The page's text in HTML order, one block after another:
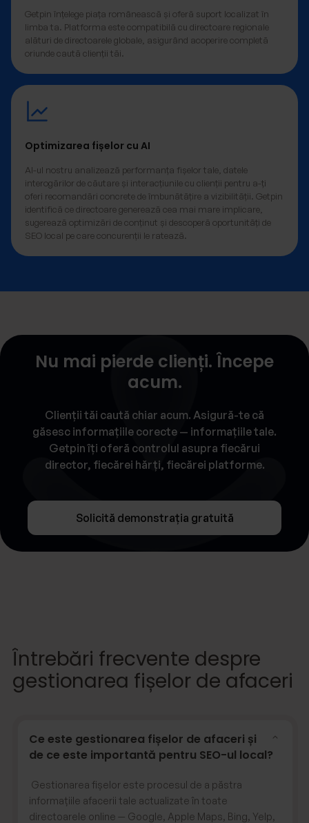
Getpin înțelege piața românească și oferă suport localizat în
limba ta. Platforma este compatibilă cu directoare regionale
alături de directoarele globale, asigurând acoperire completă
oriunde caută clienții tăi.
Optimizarea fișelor cu AI
AI-ul nostru analizează performanța fișelor tale, datele
interogărilor de căutare și interacțiunile cu clienții pentru a-ți
oferi recomandări concrete de îmbunătățire a vizibilității. Getpin
identifică ce directoare generează cea mai mare implicare,
sugerează optimizări de conținut și descoperă oportunități de
SEO local pe care concurenții le ratează.
Nu mai pierde clienți. Începe
acum.
Clienții tăi caută chiar acum. Asigură-te că
găsesc informațiile corecte — informațiile tale.
Getpin îți oferă controlul asupra fiecărui
director, fiecărei hărți, fiecărei platforme.
Solicită demonstrația gratuită
Întrebări frecvente despre
gestionarea fișelor de afaceri
Ce este gestionarea fișelor de afaceri și
de ce este importantă pentru SEO-ul local?
Gestionarea fișelor este procesul de a păstra
informațiile afacerii tale actualizate în toate
directoarele online — Google, Apple Maps, Bing, Yelp,